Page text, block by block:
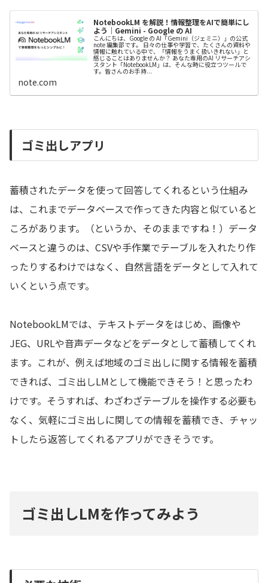
NotebookLM を解説！情報整理をAIで簡単にし
よう｜Gemini - Google の AI
こんにちは、Google の AI「Gemini（ジェミニ）」の公式
note 編集部です。 日々の仕事や学習で、たくさんの資料や
情報に触れている中で、「情報をうまく扱いきれない」と
感じることはありませんか？ あなた専用のAI リサーチアシ
スタント「NotebookLM」は、そんな時に役立つツールで
す。皆さんのお手持...
note.com
ゴミ出しアプリ
蓄積されたデータを使って回答してくれるという仕組み
は、これまでデータベースで作ってきた内容と似ていると
ころがあります。（というか、そのままですね！）データ
ベースと違うのは、CSVや手作業でテーブルを入れたり作
ったりするわけではなく、自然言語をデータとして入れて
いくという点です。
NotebookLMでは、テキストデータをはじめ、画像や
JEG、URLや音声データなどをデータとして蓄積してくれ
ます。これが、例えば地域のゴミ出しに関する情報を蓄積
できれば、ゴミ出しLMとして機能できそう！と思ったわ
けです。そうすれば、わざわざテーブルを操作する必要も
なく、気軽にゴミ出しに関しての情報を蓄積でき、チャッ
トしたら返答してくれるアプリができそうです。
ゴミ出しLMを作ってみよう